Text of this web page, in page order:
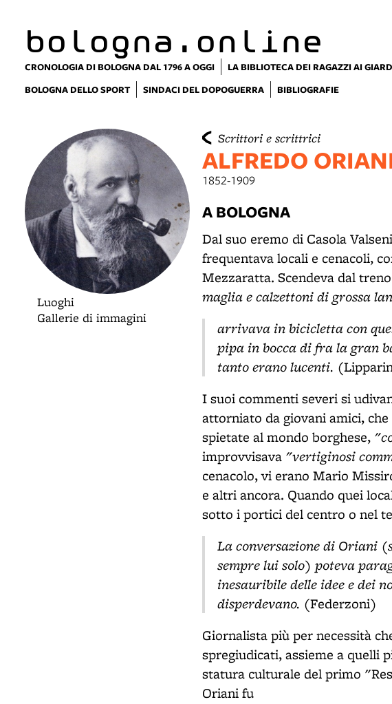
bologna.online
CRONOLOGIA DI BOLOGNA DAL 1796 A OGGI LA BIBLIOTECA DEI RAGAZZI AI
BOLOGNA DELLO SPORT
SINDACI DEL DOPOGUERRA BIBLIOGRAFIE
Luoghi
Gallerie di immagini
Scrittori e scrittrici
ALFREDO
1852-1909
A BOLOGNA
Dal suo eremo di Casola
frequentava locali e cenacoli,
Mezzaratta. Scendeva dal
maglia e calzettoni di grossa
arrivava in bicicletta con
pipa in bocca di fra la gran
tanto erano lucenti.
I suoi commenti severi si
attorniato da giovani amici,
spietate al mondo borghese,
improvvisava "vertiginosi
cenacolo, vi erano Mario
e altri ancora. Quando quei
sotto i portici del centro o nel
La conversazione di Oriani
sempre lui solo) poteva
inesauribile delle idee e dei
disperdevano. (Federzoni)
Giornalista più per necessità
spregiudicati, assieme a quelli
statura culturale del primo
Oriani fu